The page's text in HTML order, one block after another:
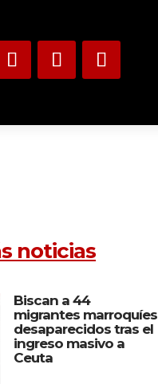
noticias
Biscan a 44
migrantes marroquíes
desaparecidos tras el
ingreso masivo a
Ceuta